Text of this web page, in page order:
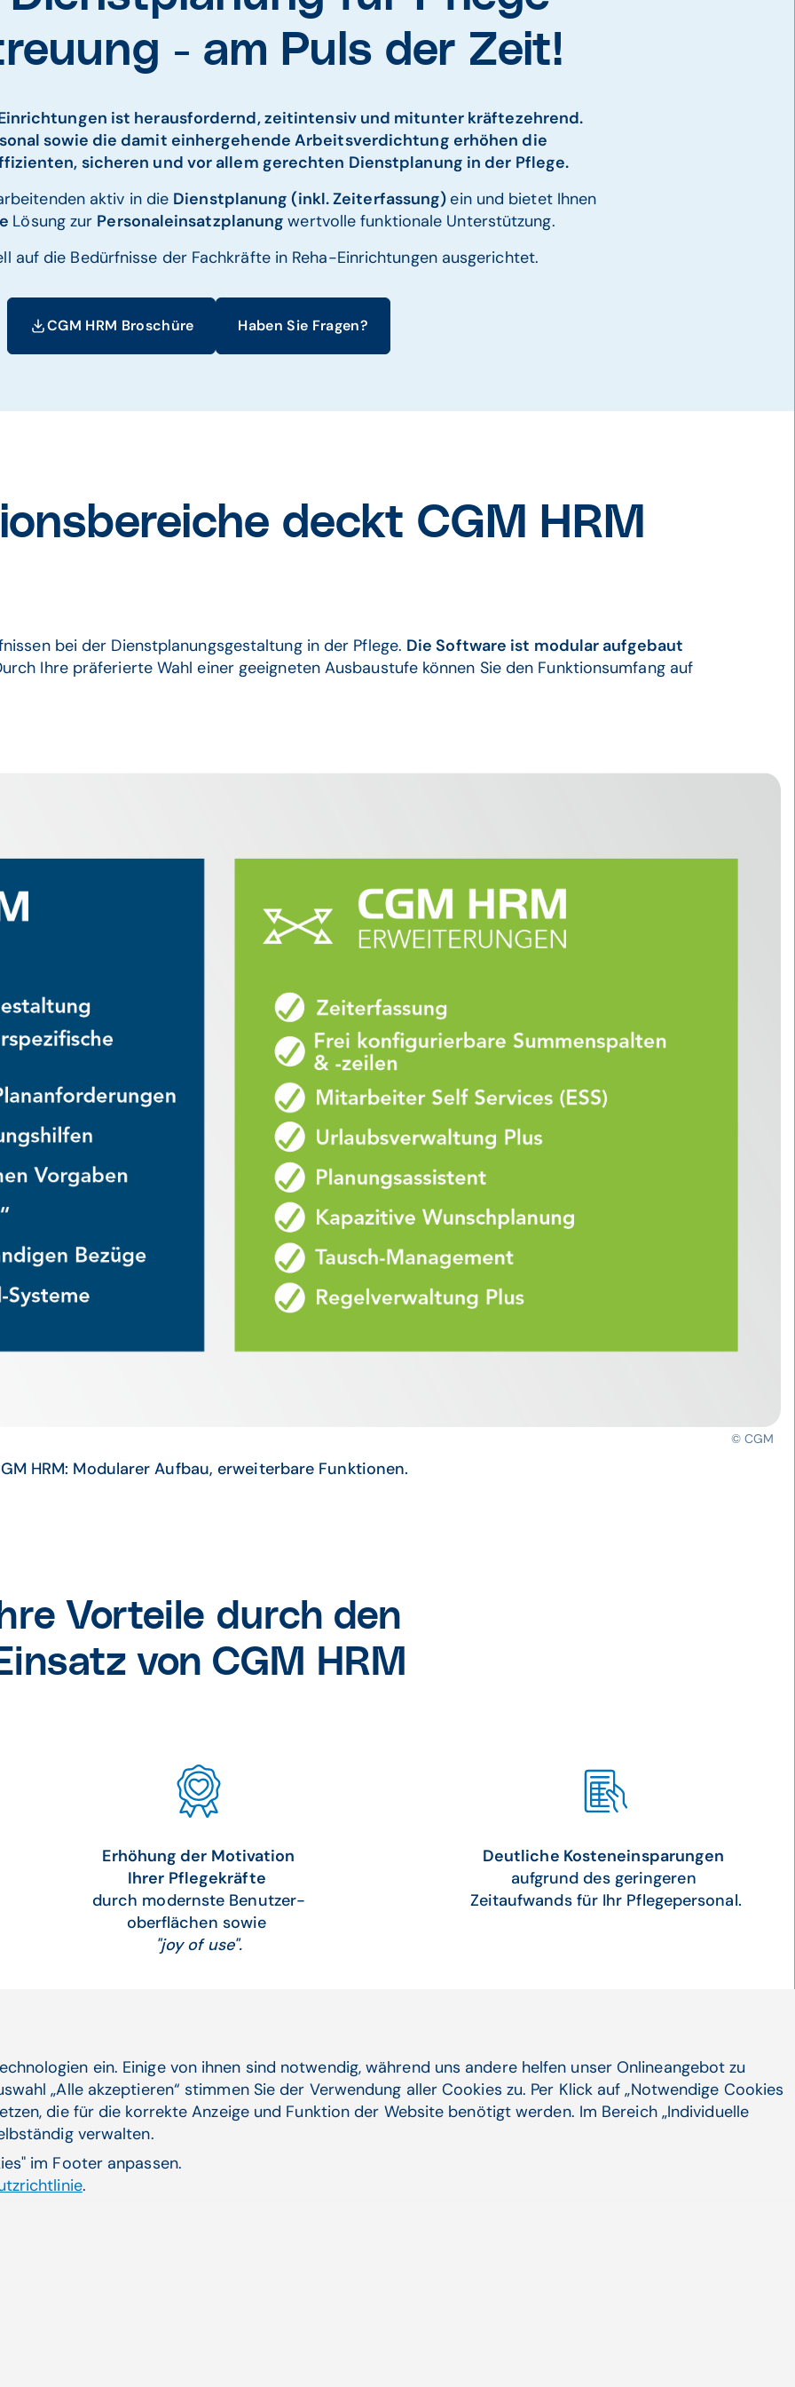
- am Puls der Zeit!
ist herausfordernd, zeitintensiv und mitunter kräftezehrend.
sowie die damit einhergehende Arbeitsverdichtung erhöhen die
sicheren und vor allem gerechten Dienstplanung in der Pflege.
aktiv in die Dienstplanung (inkl. Zeiterfassung) ein und bietet Ihnen
Lösung zur Personaleinsatzplanungwertvolle funktionale Unterstützung.
auf die Bedürfnisse der Fachkräfte in Reha-Einrichtungen ausgerichtet.
CGM HRM Broschüre Haben Sie Fragen?
deckt CGM HRM
bei der Dienstplanungsgestaltung in der Pflege. Die Software ist modular aufgebaut
Ihre präferierte Wahl einer geeigneten Ausbaustufe können Sie den Funktionsumfang auf
© CGM
HRM: Modularer Aufbau, erweiterbare Funktionen.
Vorteile durch den
von CGM HRM
Erhöhung der Motivation
Ihrer Pflegekräfte
durch modernste Benutzer-
oberflächen sowie
"joy of use".
Deutliche Kosteneinsparungen
aufgrund des geringeren
Zeitaufwands für Ihr Pflegepersonal.
Aktive Unterstützung
der Einhaltung
ein. Einige von ihnen sind notwendig, während uns andere helfen unser Onlineangebot zu
„Alle akzeptieren“ stimmen Sie der Verwendung aller Cookies zu. Per Klick auf „Notwendige Cookies
die für die korrekte Anzeige und Funktion der Website benötigt werden. Im Bereich „Individuelle
verwalten.
im Footer anpassen.
.